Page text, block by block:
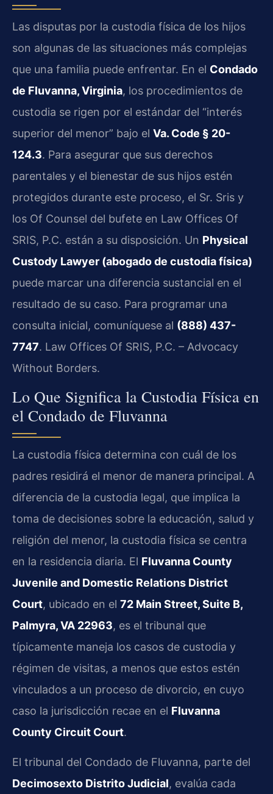
Las disputas por la custodia física de los hijos
son algunas de las situaciones más complejas
que una familia puede enfrentar. En el Condado
de Fluvanna, Virginia, los procedimientos de
custodia se rigen por el estándar del “interés
superior del menor” bajo el Va. Code § 20-
124.3. Para asegurar que sus derechos
parentales y el bienestar de sus hijos estén
protegidos durante este proceso, el Sr. Sris y
los Of Counsel del bufete en Law Offices Of
SRIS, P.C. están a su disposición. Un Physical
Custody Lawyer (abogado de custodia física)
puede marcar una diferencia sustancial en el
resultado de su caso. Para programar una
consulta inicial, comuníquese al (888) 437-
7747. Law Offices Of SRIS, P.C. – Advocacy
Without Borders.
Lo Que Significa la Custodia Física en
el Condado de Fluvanna
La custodia física determina con cuál de los
padres residirá el menor de manera principal. A
diferencia de la custodia legal, que implica la
toma de decisiones sobre la educación, salud y
religión del menor, la custodia física se centra
en la residencia diaria. El Fluvanna County
Juvenile and Domestic Relations District
Court, ubicado en el 72 Main Street, Suite B,
Palmyra, VA 22963, es el tribunal que
típicamente maneja los casos de custodia y
régimen de visitas, a menos que estos estén
vinculados a un proceso de divorcio, en cuyo
caso la jurisdicción recae en el Fluvanna
County Circuit Court.
El tribunal del Condado de Fluvanna, parte del
Decimosexto Distrito Judicial, evalúa cada